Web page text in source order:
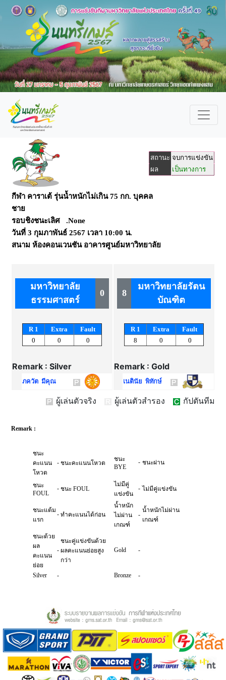
สถานะ จบการแข่งขัน
ผล
เป็นทางการ
กีฬา คาราเต้ รุ่นน้ำหนักไม่เกิน 75 กก. บุคคล
ชาย
รอบชิงชนะเลิศ .None
วันที่ 3 กุมภาพันธ์ 2567 เวลา 10:00 น.
สนาม ห้องคอนเวนชัน อาคารศูนย์มหาวิทยาลัย
มหาวิทยาลัย
ธรรมศาสตร์
0
R 1 Extra
Fault
0
0 0
Remark : Silver
ภควัต มีคุณ
8
มหาวิทยาลัยรัตน
บัณฑิต
R 1 Extra
Fault
8
0 0
Remark : Gold
เนตินัย พิทักษ์
ผู้เล่นตัวจริง ผู้เล่นตัวสำรอง กัปตันทีม
Remark :
ชนะ
คะแนน
โหวต
- ชนะคะแนนโหวต
ชนะ
BYE
- ชนะผ่าน
ชนะ
FOUL
- ชนะ FOUL
ไม่มีคู่
แข่งขัน
- ไม่มีคู่แข่งขัน
ชนะแต้ม
แรก
- ทำคะแนนได้ก่อน
น้ำหนัก
ไม่ผ่าน
เกณฑ์
-
น้ำหนักไม่ผ่าน
เกณฑ์
ชนะด้วย
ผล
คะแนน
ย่อย
-
ชนะคู่แข่งขันด้วย
ผลคะแนนย่อยสูง
กว่า
Gold -
Silver - Bronze -